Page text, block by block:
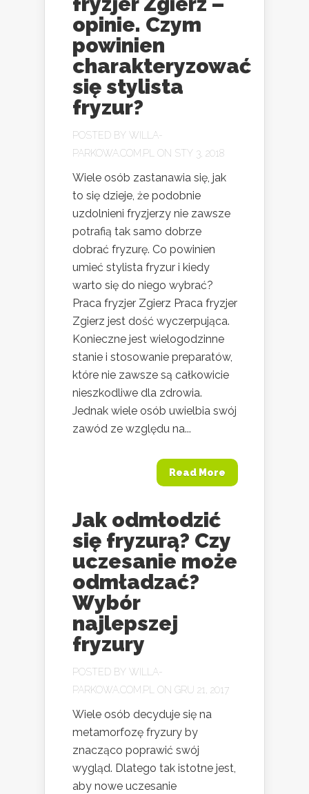
opinie. Czym
powinien
charakteryzować
się stylista
fryzur?
POSTED BY WILLA-
PARKOWA.COM.PL
ON STY 3, 2018
Wiele osób zastanawia się, jak
to się dzieje, że podobnie
uzdolnieni fryzjerzy nie zawsze
potrafią tak samo dobrze
dobrać fryzurę. Co powinien
umieć stylista fryzur i kiedy
warto się do niego wybrać?
Praca fryzjer Zgierz Praca fryzjer
Zgierz jest dość wyczerpująca.
Konieczne jest wielogodzinne
stanie i stosowanie preparatów,
które nie zawsze są całkowicie
nieszkodliwe dla zdrowia.
Jednak wiele osób uwielbia swój
zawód ze względu na...
Read More
Jak odmłodzić
się fryzurą? Czy
uczesanie może
odmładzać?
Wybór
najlepszej
fryzury
POSTED BY WILLA-
PARKOWA.COM.PL
ON GRU 21, 2017
Wiele osób decyduje się na
metamorfozę fryzury by
znacząco poprawić swój
wygląd. Dlatego tak istotne jest,
aby nowe uczesanie